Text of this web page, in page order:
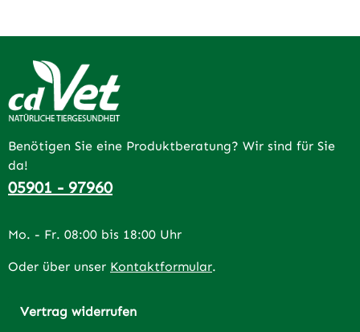
Benötigen Sie eine Produktberatung? Wir sind für Sie
da!
05901 - 97960
Mo. - Fr. 08:00 bis 18:00 Uhr
Oder über unser Kontaktformular.
Vertrag widerrufen